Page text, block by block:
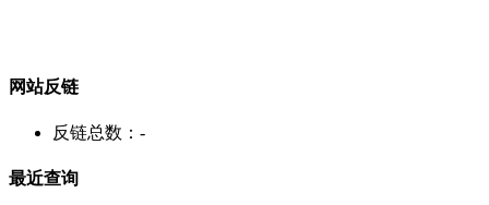
网站反链
反链总数： -
最近查询